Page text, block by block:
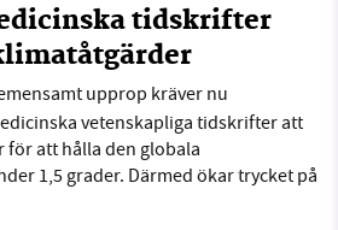
tidskrifter
upprop kräver nu
vetenskapliga tidskrifter att
för att hålla den globala
1,5 grader. Därmed ökar trycket på